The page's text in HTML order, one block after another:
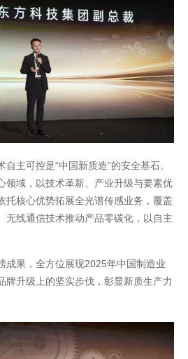
可控是“中国新质造”的安全基石。
领域，以技术革新、产业升级与要素优
托核心优势拓展全光谱传感业务，覆盖
无线通信技术推动产品零碳化，以自主
果，全方位展现2025年中国制造业
牌升级上的坚实步伐，彰显新质生产力